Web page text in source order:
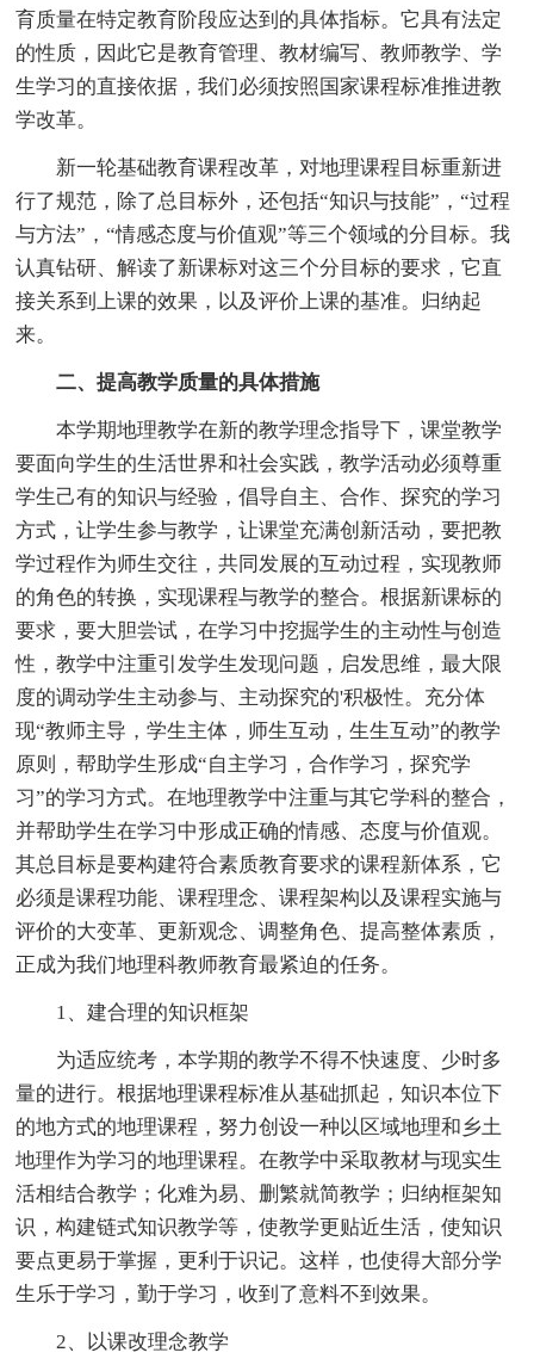
育质量在特定教育阶段应达到的具体指标。它具有法定
的性质，因此它是教育管理、教材编写、教师教学、学
生学习的直接依据，我们必须按照国家课程标准推进教
学改革。
新一轮基础教育课程改革，对地理课程目标重新进
行了规范，除了总目标外，还包括“知识与技能”，“过程
与方法”，“情感态度与价值观”等三个领域的分目标。我
认真钻研、解读了新课标对这三个分目标的要求，它直
接关系到上课的效果，以及评价上课的基准。归纳起
来。
二、提高教学质量的具体措施
本学期地理教学在新的教学理念指导下，课堂教学
要面向学生的生活世界和社会实践，教学活动必须尊重
学生己有的知识与经验，倡导自主、合作、探究的学习
方式，让学生参与教学，让课堂充满创新活动，要把教
学过程作为师生交往，共同发展的互动过程，实现教师
的角色的转换，实现课程与教学的整合。根据新课标的
要求，要大胆尝试，在学习中挖掘学生的主动性与创造
性，教学中注重引发学生发现问题，启发思维，最大限
度的调动学生主动参与、主动探究的'积极性。充分体
现“教师主导，学生主体，师生互动，生生互动”的教学
原则，帮助学生形成“自主学习，合作学习，探究学
习”的学习方式。在地理教学中注重与其它学科的整合，
并帮助学生在学习中形成正确的情感、态度与价值观。
其总目标是要构建符合素质教育要求的课程新体系，它
必须是课程功能、课程理念、课程架构以及课程实施与
评价的大变革、更新观念、调整角色、提高整体素质，
正成为我们地理科教师教育最紧迫的任务。
1、建合理的知识框架
为适应统考，本学期的教学不得不快速度、少时多
量的进行。根据地理课程标准从基础抓起，知识本位下
的地方式的地理课程，努力创设一种以区域地理和乡土
地理作为学习的地理课程。在教学中采取教材与现实生
活相结合教学；化难为易、删繁就简教学；归纳框架知
识，构建链式知识教学等，使教学更贴近生活，使知识
要点更易于掌握，更利于识记。这样，也使得大部分学
生乐于学习，勤于学习，收到了意料不到效果。
2、以课改理念教学